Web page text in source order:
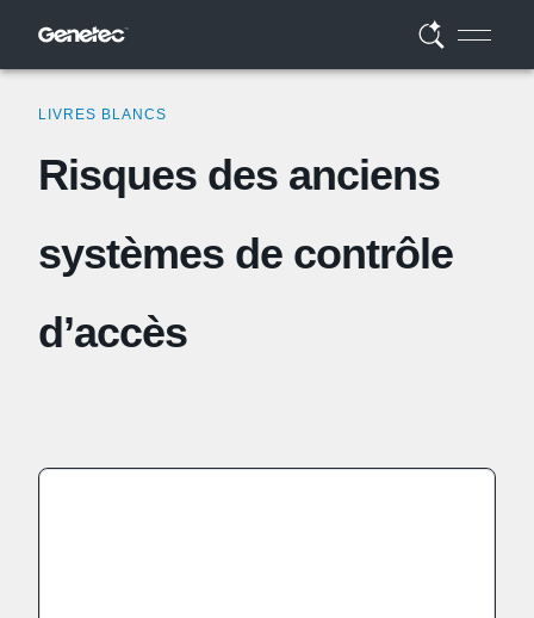
LIVRES BLANCS
Risques des anciens
systèmes de contrôle
d’accès